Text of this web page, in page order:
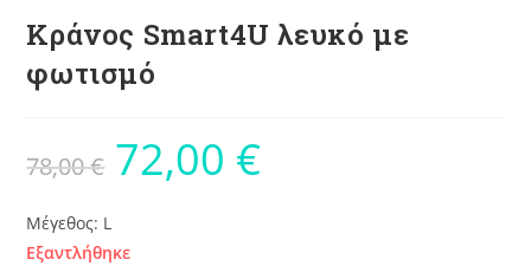
Κράνος Smart4U λευκό με
φωτισμό
78,00€ 72,00 €
Μέγεθος: L
Εξαντλήθηκε